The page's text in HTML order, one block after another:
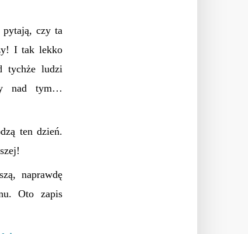
czy ta
I tak lekko
tychże ludzi
nad tym…
ten dzień.
naprawdę
Oto zapis